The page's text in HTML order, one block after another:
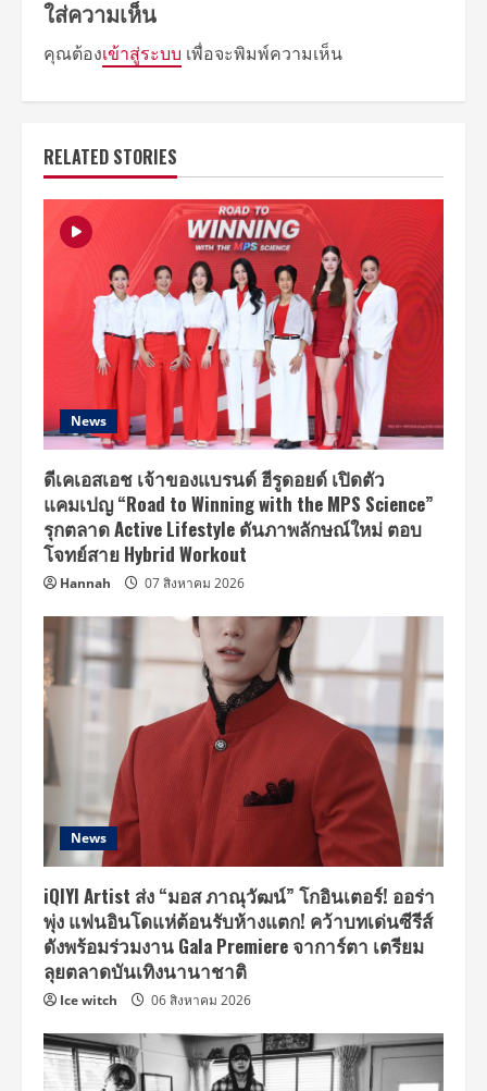
ใส่ความเห็น
คุณต้องเข้าสู่ระบบ เพื่อจะพิมพ์ความเห็น
RELATED STORIES
News
ดีเคเอสเอช เจ้าของแบรนด์ ฮีรูดอยด์ เปิดตัว
แคมเปญ “Road to Winning with the MPS Science”
รุกตลาด Active Lifestyle ดันภาพลักษณ์ใหม่ ตอบ
โจทย์สาย Hybrid Workout
Hannah 07 สิงหาคม 2026
News
iQIYI Artist ส่ง “มอส ภาณุวัฒน์” โกอินเตอร์! ออร่า
พุ่ง แฟนอินโดแห่ต้อนรับห้างแตก! คว้าบทเด่นซีรีส์
ดังพร้อมร่วมงาน Gala Premiere จาการ์ตา เตรียม
ลุยตลาดบันเทิงนานาชาติ
Ice witch 06 สิงหาคม 2026